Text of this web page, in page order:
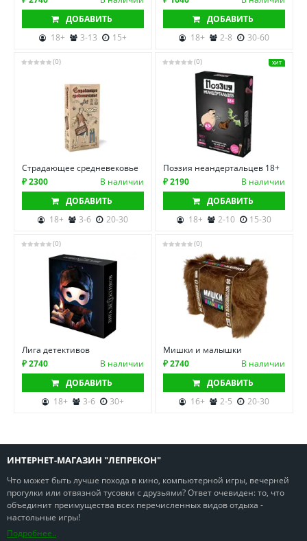
ДОБАВИТЬ
18+
3-13 15+
ДОБАВИТЬ
18+
2-8 30-60
(0)
Страдающее средневековье
₽ 2300
В наличии
ДОБАВИТЬ
18+
3-6 20-30
(0) ХИТ
Поэзия неандертальцев 18+
₽ 2190
В наличии
ДОБАВИТЬ
18+
2-10 15-30
(0)
Лига детективов
₽ 2740
В наличии
ДОБАВИТЬ
18+
3-6 30+
(0)
Мишки и малышки
₽ 2740
В наличии
ДОБАВИТЬ
16+
2-5 20-30
ИНТЕРНЕТ-МАГАЗИН "ЛЕПРЕКОН"
Что может быть лучше похода в кино, компьютерной игры, вечерней
прогулки или отвязной тусовки с друзьями? Ответ очевиден: то, что
объединит преимущества всех перечисленных видов отдыха -
настольные игры!
Подробнее..